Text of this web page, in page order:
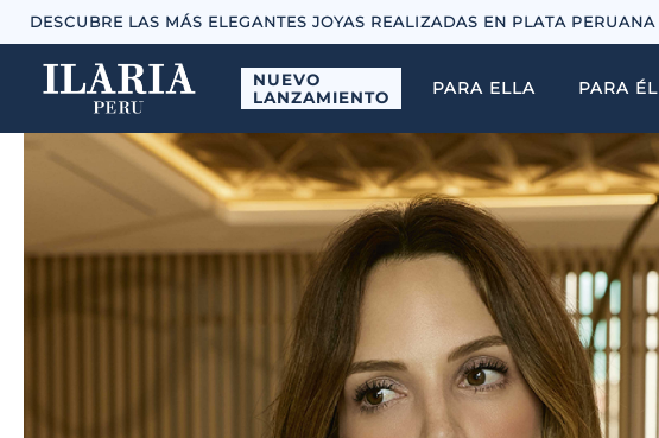
DESCUBRE LAS MÁS ELEGANTES JOYAS REALIZADAS EN PLATA PERUANA
NUEVO
LANZAMIENTO
PARA ELLA PARA ÉL